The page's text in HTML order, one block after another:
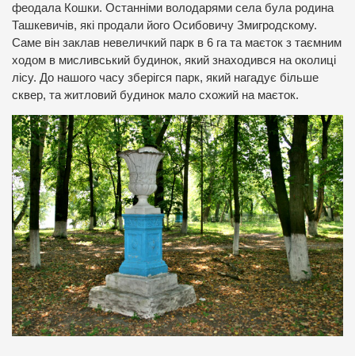
феодала Кошки. Останніми володарями села була родина
Ташкевичів, які продали його Осибовичу Змигродскому.
Саме він заклав невеличкий парк в 6 га та маєток з таємним
ходом в мисливський будинок, який знаходився на околиці
лісу. До нашого часу зберігся парк, який нагадує більше
сквер, та житловий будинок мало схожий на маєток.